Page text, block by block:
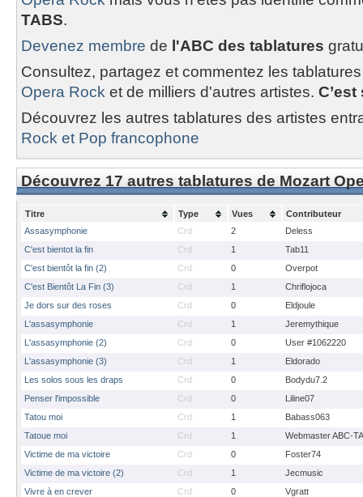
TABS.
Devenez membre de l'ABC des tablatures
Consultez, partagez et commentez les
Opera Rock et de milliers d'autres artistes.
Découvrez les autres tablatures des artistes
Rock et Pop francophone
Découvrez 17 autres tablatures de Mozart
Titre Type Vues
Contributeur
Assasymphonie
Crd 2
Deless
C'est bientot la fin
Crd 1
Tab11
C'est bientôt la fin (2)
Crd 0
Overpot
C'est Bientôt La Fin (3)
Crd 1
Chriflojoca
Je dors sur des roses
Crd 0
Eldjoule
L'assasymphonie
Crd 1
Jeremythique
L'assasymphonie (2)
Crd 0
User #1062220
L'assasymphonie (3)
Crd 1
Eldorado
Les solos sous les draps
Crd 0
Bodydu7.2
Penser l'impossible
Crd 0
Liline07
Tatou moi
Crd 1
Babass063
Tatoue moi
Crd 1
Webmaster ABC-
Victime de ma victoire
Crd 0
Foster74
Victime de ma victoire (2)
Crd 1
Jecmusic
Vivre à en crever
Crd 0
Vgratt